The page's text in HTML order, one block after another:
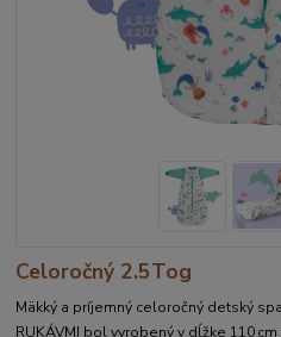
Celoročný 2.5Tog
Mäkký a príjemný celoročný detský
RUKÁVMI bol vyrobený v dĺžke 110